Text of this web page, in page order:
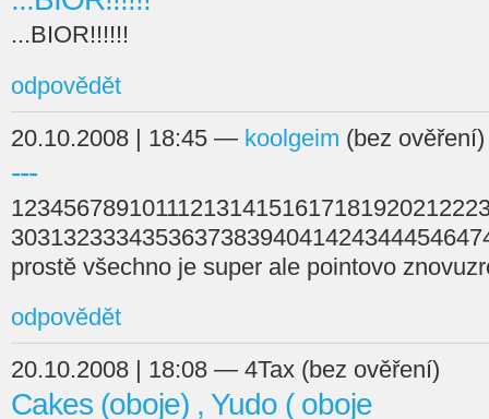
...BIOR!!!!!!
odpovědět
20.10.2008 | 18:45 — koolgeim (bez ověření)
---
prostě všechno je super ale pointovo
odpovědět
20.10.2008 | 18:08 — 4Tax (bez ověření)
Cakes (oboje) , Yudo ( oboje